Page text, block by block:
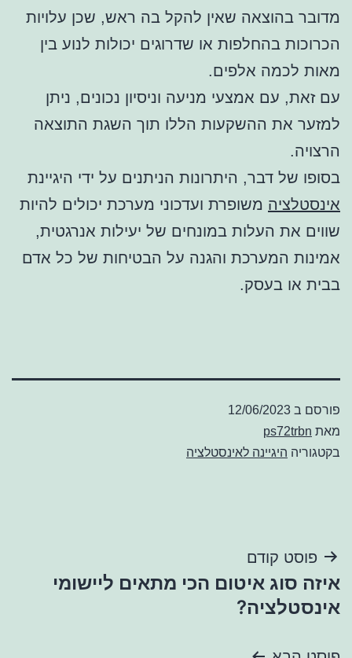
מדובר בהוצאה שאין להקל בה ראש, שכן עלויות
הכרוכות בהחלפות או שדרוגים יכולות לנוע בין
מאות לכמה אלפים.
עם זאת, עם אמצעי מניעה וניסיון נכונים, ניתן
למזער את ההשקעות הללו תוך השגת התוצאה
הרצויה.
בסופו של דבר, היתרונות הניתנים על ידי היגיינת
אינסטלציה משופרת ועדכוני מערכת יכולים להיות
שווים את העלות במונחים של יעילות אנרגטית,
אמינות המערכת והגנה על הבטיחות של כל אדם
בבית או בעסק.
פורסם ב 12/06/2023
מאת ps72trbn
בקטגוריה היגיינה לאינסטלציה
ניווט
פוסט קודם
איזה סוג איטום הכי מתאים ליישומי
אינסטלציה?